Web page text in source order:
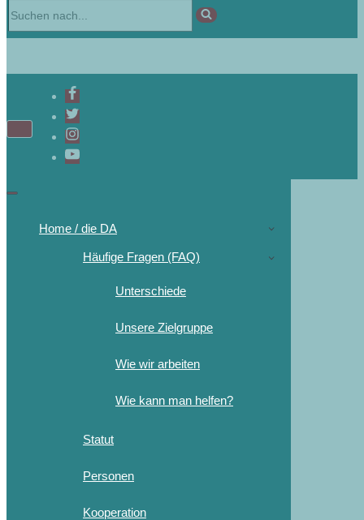
Navigations-
Navigations-
Home / die DA
Häufige Fragen (FAQ)
Unterschiede
Unsere Zielgruppe
Wie wir arbeiten
Wie kann man helfen?
Statut
Personen
Kooperation